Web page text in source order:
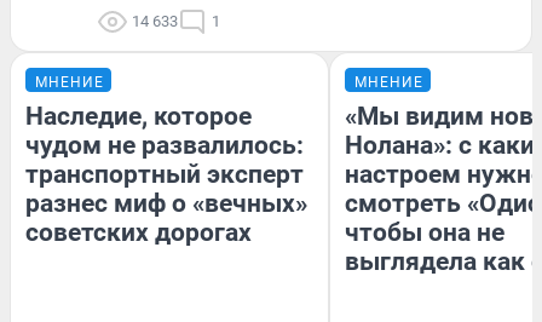
14 633 1
МНЕНИЕ
Наследие, которое
чудом не развалилось:
транспортный эксперт
разнес миф о «вечных»
советских дорогах
МНЕНИЕ
«Мы видим
Нолана»: с
настроем
смотреть
чтобы она не
выглядела как